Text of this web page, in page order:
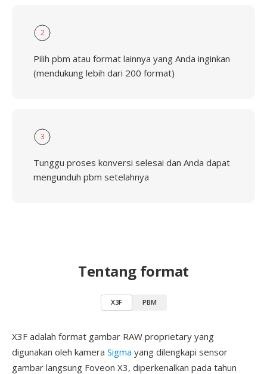
2
Pilih pbm atau format lainnya yang Anda inginkan
(mendukung lebih dari 200 format)
3
Tunggu proses konversi selesai dan Anda dapat
mengunduh pbm setelahnya
Tentang format
X3F PBM
X3F adalah format gambar RAW proprietary yang
digunakan oleh kamera Sigma yang dilengkapi sensor
gambar langsung Foveon X3, diperkenalkan pada tahun